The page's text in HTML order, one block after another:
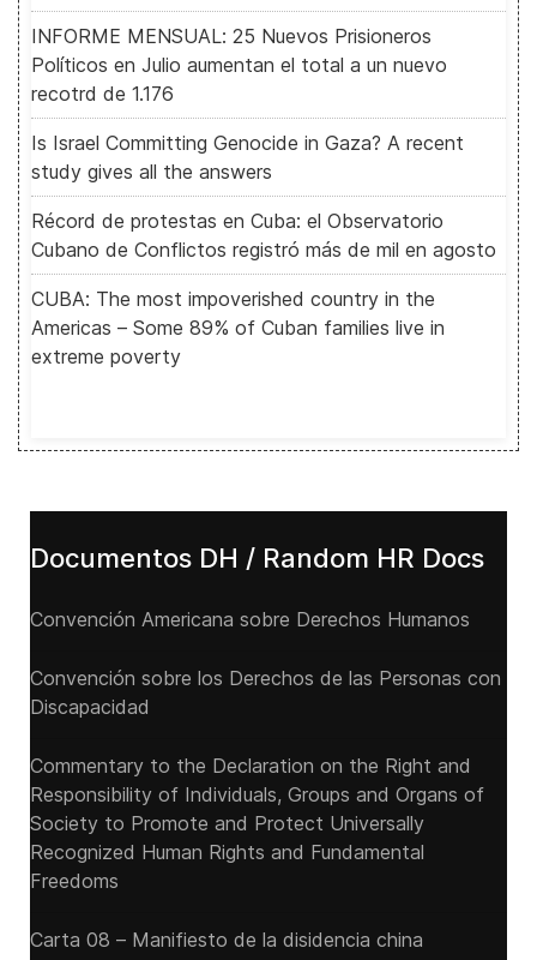
INFORME MENSUAL: 25 Nuevos Prisioneros
Políticos en Julio aumentan el total a un nuevo
recotrd de 1.176
Is Israel Committing Genocide in Gaza? A recent
study gives all the answers
Récord de protestas en Cuba: el Observatorio
Cubano de Conflictos registró más de mil en agosto
CUBA: The most impoverished country in the
Americas – Some 89% of Cuban families live in
extreme poverty
Documentos DH / Random HR Docs
Convención Americana sobre Derechos Humanos
Convención sobre los Derechos de las Personas con
Discapacidad
Commentary to the Declaration on the Right and
Responsibility of Individuals, Groups and Organs of
Society to Promote and Protect Universally
Recognized Human Rights and Fundamental
Freedoms
Carta 08 – Manifiesto de la disidencia china